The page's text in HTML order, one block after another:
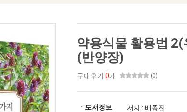
약용식물 활용법
(반양장)
구매후기 0개 (0)
ㆍ도서정보
저자 : 배종진